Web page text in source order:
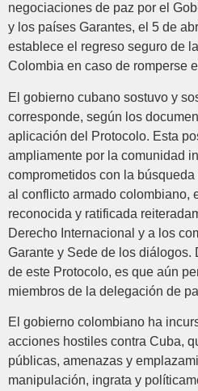
negociaciones de paz por el
y los países Garantes, el 5 de
establece el regreso seguro de
Colombia en caso de romperse
El gobierno cubano sostuvo y
corresponde, según los
aplicación del Protocolo. Esta
ampliamente por la comunidad
comprometidos con la
al conflicto armado colombiano,
reconocida y ratificada
Derecho Internacional y a los
Garante y Sede de los diálogos.
de este Protocolo, es que aún
miembros de la delegación de
El gobierno colombiano ha
acciones hostiles contra Cuba,
públicas, amenazas y
manipulación, ingrata y